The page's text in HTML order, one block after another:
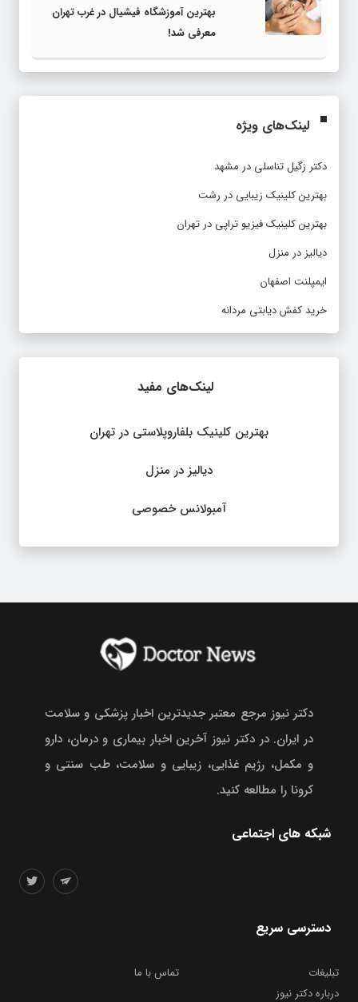
بهترین آموزشگاه فیشیال در غرب تهران
معرفی شد!
لینک‌های ویژه
دکتر زگیل تناسلی در مشهد
بهترین کلینیک زیبایی در رشت
بهترین کلینیک فیزیو تراپی در تهران
دیالیز در منزل
ایمپلنت اصفهان
خرید کفش دیابتی مردانه
لینک‌های مفید
بهترین کلینیک بلفاروپلاستی در تهران
دیالیز در منزل
آمبولانس خصوصی
دکتر نیوز مرجع معتبر جدیدترین اخبار پزشکی و سلامت
در ایران. در دکتر نیوز آخرین اخبار بیماری و درمان، دارو
و مکمل، رژیم غذایی، زیبایی و سلامت، طب سنتی و
کرونا را مطالعه کنید.
شبکه های اجتماعی
دسترسی سریع
تبلیغات
تماس با ما
درباره دکتر نیوز